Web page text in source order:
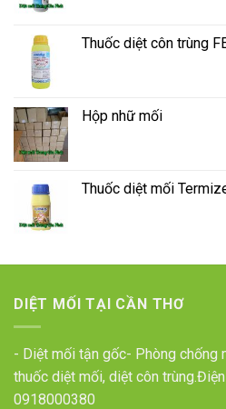
Thuốc diệt côn trùng
Hộp nhữ mối
Thuốc diệt mối
DIỆT MỐI TẠI CẦN THƠ
- Diệt mối tận gốc- Phòng chống
thuốc diệt mối, diệt côn
0918000380